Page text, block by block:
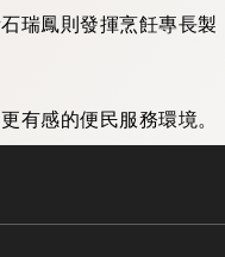
瑞鳳則發揮烹飪專長製
有感的便民服務環境。